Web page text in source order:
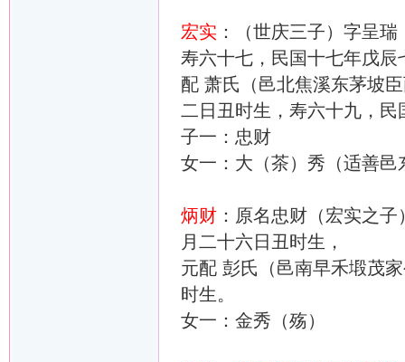
宏实 ：（世庆三子）字呈
寿六十七，民国十七年戊
配 萧氏（邑北焦溪东茅坡
二日丑时生，寿六十九，
子一：忠财
女一：大（茶）秀（适善
炳财 ：原名忠财（宏实之
月二十六日丑时生，
元配 彭氏（邑南早禾塅茂
时生。
女一：金秀（殇）